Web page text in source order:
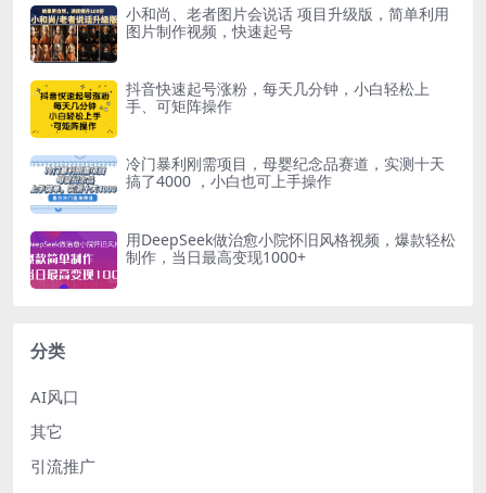
小和尚、老者图片会说话 项目升级版，简单利用
图片制作视频，快速起号
抖音快速起号涨粉，每天几分钟，小白轻松上
手、可矩阵操作
冷门暴利刚需项目，母婴纪念品赛道，实测十天
搞了4000 ，小白也可上手操作
用DeepSeek做治愈小院怀旧风格视频，爆款轻松
制作，当日最高变现1000+
分类
AI风口
其它
引流推广